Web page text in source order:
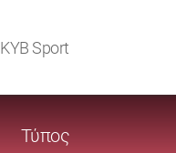
KYB Sport
Τύπος